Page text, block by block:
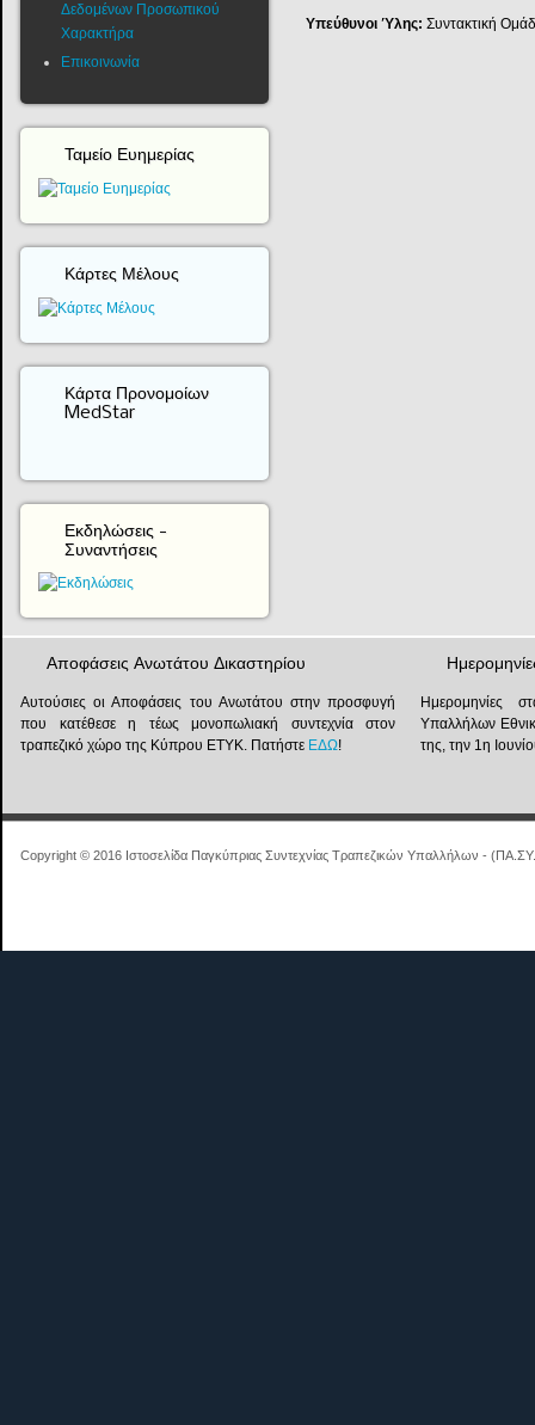
Υπεύθυνοι Ύλης: Συντακτική
Δεδομένων Προσωπικού
Χαρακτήρα
Επικοινωνία
Ταμείο Ευημερίας
Κάρτες Μέλους
Κάρτα Προνομοίων
MedStar
Εκδηλώσεις -
Συναντήσεις
Αποφάσεις Ανωτάτου Δικαστηρίου
Αυτούσιες οι Αποφάσεις του Ανωτάτου στην προσφυγή
που κατέθεσε η τέως μονοπωλιακή συντεχνία στον
τραπεζικό χώρο της Κύπρου ΕΤΥΚ. Πατήστε ΕΔΩ!
Ημερομηνίες
Υπαλλήλων
της, την 1η
Copyright © 2016 Ιστοσελίδα Παγκύπριας Συντεχνίας Τραπεζικών Υπαλλήλων -